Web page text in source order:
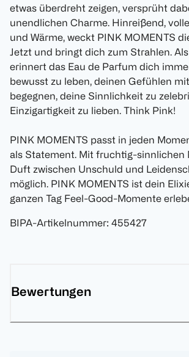
etwas überdreht zeigen, versprüht
unendlichen Charme. Hinreißend,
und Wärme, weckt PINK MOMENTS
Jetzt und bringt dich zum Strahlen.
erinnert das Eau de Parfum dich
bewusst zu leben, deinen Gefühlen
begegnen, deine Sinnlichkeit zu
Einzigartigkeit zu lieben. Think Pink!
PINK MOMENTS passt in jeden
als Statement. Mit fruchtig-sinnlichen
Duft zwischen Unschuld und
möglich. PINK MOMENTS ist dein
ganzen Tag Feel-Good-Momente
BIPA-Artikelnummer: 455427
Bewertungen